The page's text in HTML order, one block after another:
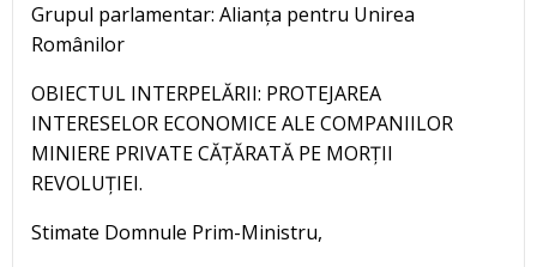
Grupul parlamentar: Alianța pentru Unirea
Românilor
OBIECTUL INTERPELĂRII: PROTEJAREA
INTERESELOR ECONOMICE ALE COMPANIILOR
MINIERE PRIVATE CĂȚĂRATĂ PE MORȚII
REVOLUȚIEI.
Stimate Domnule Prim-Ministru,